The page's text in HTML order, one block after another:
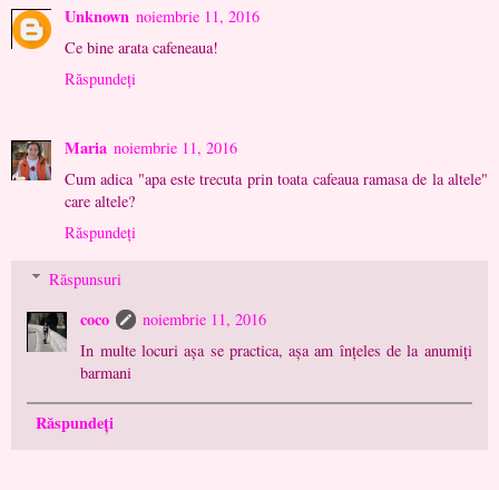
Unknown noiembrie 11, 2016
Ce bine arata cafeneaua!
Răspundeți
Maria noiembrie 11, 2016
Cum adica "apa este trecuta prin toata cafeaua ramasa de la altele"
care altele?
Răspundeți
Răspunsuri
coco
noiembrie 11, 2016
In multe locuri așa se practica, așa am înțeles de la anumiți
barmani
Răspundeți